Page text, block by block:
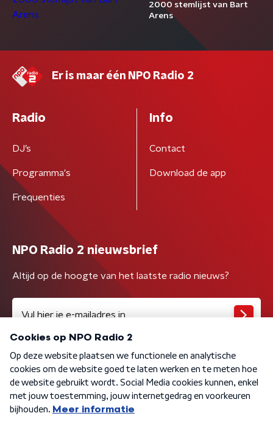
2000 stemlijst van Bart
Arens
Er is maar één NPO Radio 2
Radio
DJ’s
Programma's
Frequenties
Info
Contact
Download de app
NPO Radio 2 nieuwsbrief
Altijd op de hoogte van het laatste radio nieuws?
Algemene voorwaarden